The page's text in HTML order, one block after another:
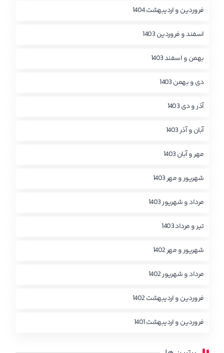
فروردین و اردیبهشت 1404
اسفند و فروردین 1403
بهمن و اسفند 1403
دی و بهمن 1403
آذر و دی 1403
آبان و آذر 1403
مهر و آبان 1403
شهریور و مهر 1403
مرداد و شهریور 1403
تیر و مرداد 1403
شهریور و مهر 1402
مرداد و شهریور 1402
فروردین و اردیبهشت 1402
فروردین و اردیبهشت 1401